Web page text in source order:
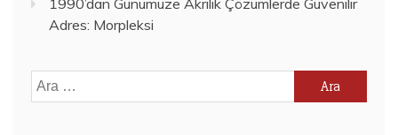
1990’dan Günümüze Akrilik Çözümlerde Güvenilir
Adres: Morpleksi
Arama: